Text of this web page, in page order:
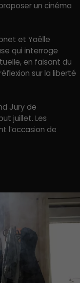
un cinéma
et Yaëlle
qui interroge
en faisant du
sur la liberté
Jury de
juillet. Les
l’occasion de